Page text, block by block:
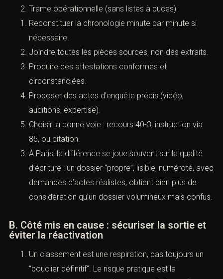
pénales)
A. Côté victime : transformer un
classement en plan d’action
Objectif : combler la “raison” du classement. Si le
motif est probatoire, on produit les pièces
manquantes ; s’il est juridique, on corrige la
qualification ; s’il est d’opportunité, on démontre la
gravité, la réitération, le contexte, le trouble, la
nécessité d’actes.
Trame opérationnelle (sans listes à puces) :
Reconstituer la chronologie minute par minute si
nécessaire.
Joindre toutes les pièces sources, non des
Produire des attestations conformes et
circonstanciées.
Proposer des actes d’enquête précis (vidéo,
auditions, expertise).